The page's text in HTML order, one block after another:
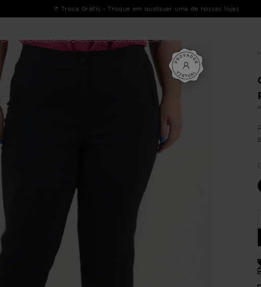
1ª Troca Grátis - Troque em qualquer uma de nossas lojas
LANÇAMENTOLIQUIDAÇÃOCOLEÇÃOOUTLETVEJA TAMBÉM